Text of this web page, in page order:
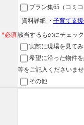
プラン集65（コミコ
資料詳細 ・ 子育て支援
*必須該当するものにチェッ
実際に現場を見て
希望に沿った物件
等をご記入くださいませ
その他